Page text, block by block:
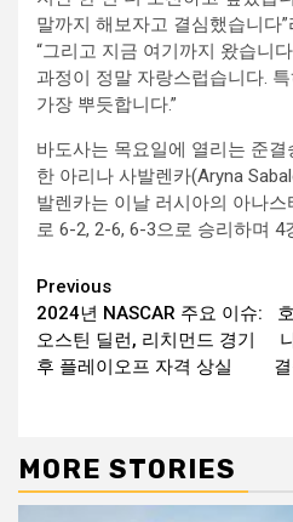
말까지 해보자고 결심했습니다
“그리고 지금 여기까지 왔습니
과정이 정말 자랑스럽습니다.
가장 뿌듯합니다.”
바도사는 목요일에 열리는 준
한 아리나 사발렌카(Aryna
발렌카는 이날 러시아의 아나
로 6-2, 2-6, 6-3으로 승리하며 4
Continue
Reading
Previous
2024년 NASCAR 주요 이슈:
오스틴 딜런, 리치먼드 경기
후 플레이오프 자격 상실
MORE STORIES